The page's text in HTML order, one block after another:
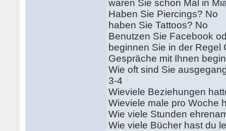
waren Sie schon Mal in
Haben Sie Piercings? No
haben Sie Tattoos? No
Benutzen Sie Facebook
beginnen Sie in der
Gespräche mit Ihnen
Wie oft sind Sie
3-4
Wieviele Beziehungen
Wieviele male pro Woche
Wie viele Stunden
Wie viele Bücher hast du